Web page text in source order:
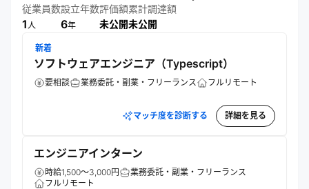
ィ・デットファイナンスで資金調達し、事業再構築補助金も
活用。技術情報の積極的な発信も行う。
従業員数
1人
設立年数
6年
評価額
未公開
累計調達額
未公開
新着
ソフトウェアエンジニア（Typescript）
要相談 業務委託・副業・フリーランス フルリモート
マッチ度を診断する 詳細を見る
エンジニアインターン
時給1,500～3,000円
業務委託・副業・フリーランス
フルリモート